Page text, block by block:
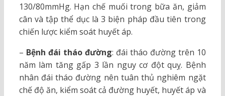
130/80mmHg. Hạn chế muối trong bữa ăn, giảm
cân và tập thể dục là 3 biện pháp đầu tiên trong
chiến lược kiểm soát huyết áp.
– Bệnh đái tháo đường: đái tháo đường trên 10
năm làm tăng gấp 3 lần nguy cơ đột quỵ. Bệnh
nhân đái tháo đường nên tuân thủ nghiêm ngặt
chế độ ăn, kiểm soát cả đường huyết, huyết áp và